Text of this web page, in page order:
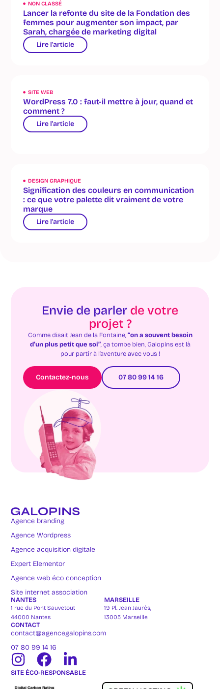
NON CLASSÉ
Lancer la refonte du site de la Fondation des
femmes pour augmenter son impact, par
Sarah, chargée de marketing digital
Lire l'article
SITE WEB
WordPress 7.0 : faut-il mettre à jour, quand et
comment ?
Lire l'article
DESIGN GRAPHIQUE
Signification des couleurs en communication
: ce que votre palette dit vraiment de votre
marque
Lire l'article
Envie de parler de votre
projet ?
Comme disait Jean de la Fontaine,“on a souvent besoin
d’un plus petit que soi”, ça tombe bien, Galopins est là
pour partir à l’aventure avec vous !
Contactez-nous 07 80 99 14 16
Agence branding
Agence Wordpress
Agence acquisition digitale
Expert Elementor
Agence web éco conception
Site internet association
NANTES
1 rue du Pont Sauvetout
44000 Nantes
MARSEILLE
19 Pl. Jean Jaurès,
13005 Marseille
CONTACT
contact@agencegalopins.com
07 80 99 14 16
SITE ÉCO-RESPONSABLE